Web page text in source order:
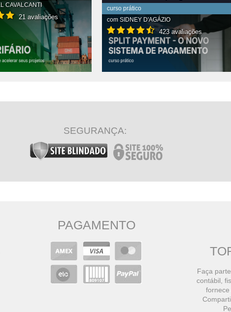
CAVALCANTI
21 avaliações
curso prático
com SIDNEY D'AGÁZIO
423 avaliações
COMPLETO VER CONTEÚDO COMPLETO
SEGURANÇA:
PAGAMENTO
Faça
contábil,
fornece